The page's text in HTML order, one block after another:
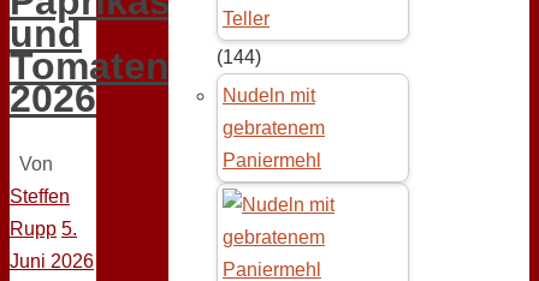
und
Tomaten
2026
Von
Steffen
Rupp 5.
Juni 2026
(144)
Nudeln mit
gebratenem
Paniermehl